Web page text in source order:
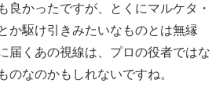
良かったですが、とくにマルケタ・
か駆け引きみたいなものとは無縁
届くあの視線は、プロの役者ではな
のなのかもしれないですね。